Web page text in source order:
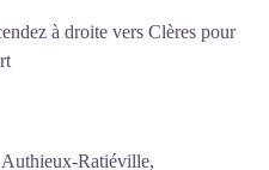
à droite vers Clères pour
Authieux-Ratiéville,